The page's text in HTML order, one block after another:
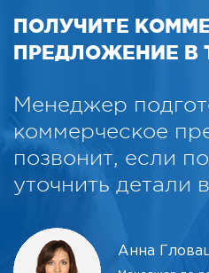
ПОЛУЧИТЕ
ПРЕДЛОЖЕНИЕ В
Менеджер
коммерческое
позвонит, если
уточнить детали
Анна